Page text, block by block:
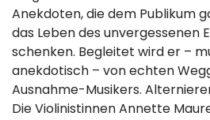
Anekdoten, die dem Publikum
das Leben des unvergessenen
schenken. Begleitet wird er –
anekdotisch – von echten
Ausnahme-Musikers.
Die Violinistinnen Annette